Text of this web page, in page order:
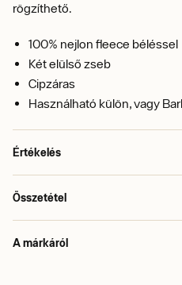
rögzíthető.
100% nejlon fleece béléssel
Két elülső zseb
Cipzáras
Használható külön, vagy
Értékelés
Összetétel
A márkáról